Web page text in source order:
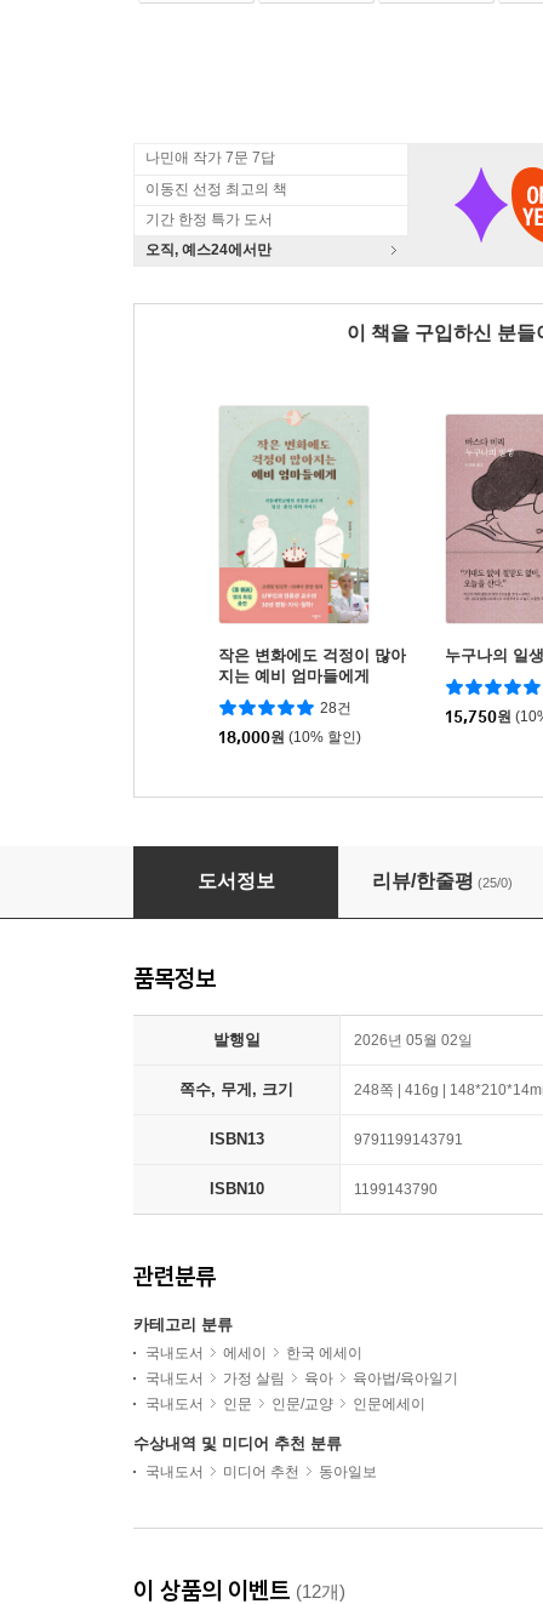
나민애 작가 7문 7답
이동진 선정 최고의 책
기간 한정 특가 도서
오직, 예스24에서만
이 책을 구입하신 분
작은 변화에도 걱정이 많아
지는 예비 엄마들에게
28건
18,000원 (10% 할인)
누구나의 일생
15,750원
685g의 기적
도서정보 리뷰/한줄평 (25/0)
품목정보
발행일 2026년 05월 02일
쪽수, 무게, 크기 248쪽 | 416g |
ISBN13 9791199143791
ISBN10 1199143790
관련분류
카테고리 분류
국내도서 에세이
한국 에세이
국내도서
가정 살림 육아
육아법/육아일기
국내도서
인문 인문/교양 인문에세이
수상내역 및 미디어 추천 분류
국내도서 미디어 추천 동아일보
이 상품의 이벤트 (12개)